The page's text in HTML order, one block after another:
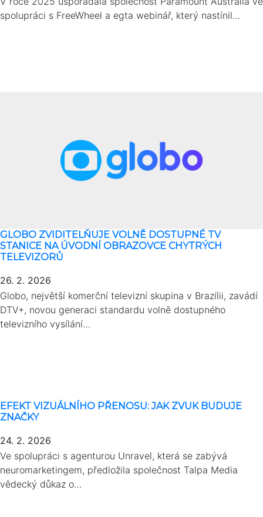
spolupráci s FreeWheel a egta webinář, který nastínil…
GLOBO ZVIDITELŇUJE VOLNĚ DOSTUPNÉ TV
STANICE NA ÚVODNÍ OBRAZOVCE CHYTRÝCH
TELEVIZORŮ
26. 2. 2026
Globo, největší komerční televizní skupina v Brazílii, zavádí
DTV+, novou generaci standardu volně dostupného
televizního vysílání…
EFEKT VIZUÁLNÍHO PŘENOSU: JAK ZVUK BUDUJE
ZNAČKY
24. 2. 2026
Ve spolupráci s agenturou Unravel, která se zabývá
neuromarketingem, předložila společnost Talpa Media
vědecký důkaz o…